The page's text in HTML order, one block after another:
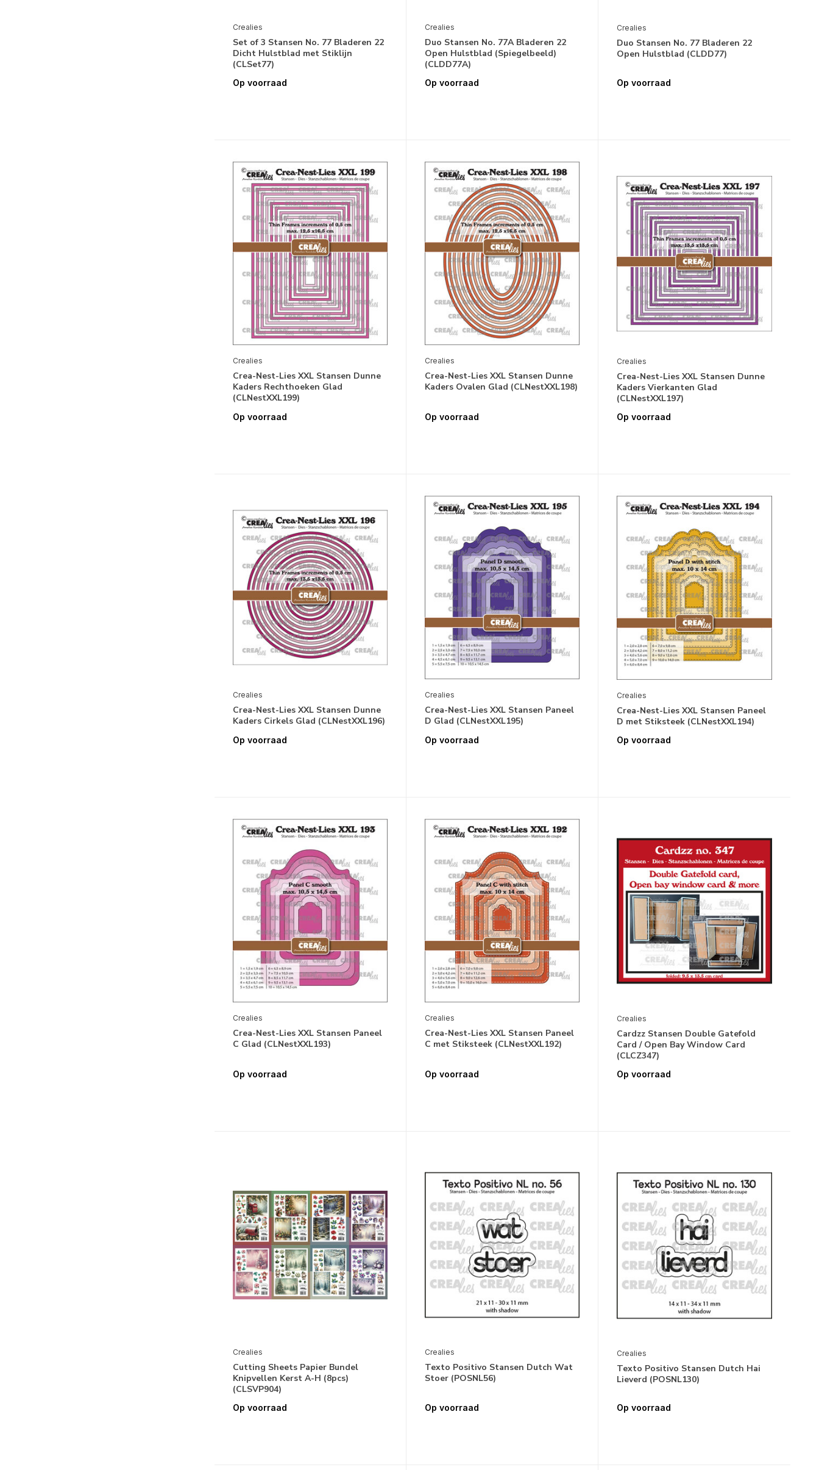
Crealies
Set of 3 Stansen No. 77 Bladeren 22
Dicht Hulstblad met Stiklijn
(CLSet77)
Op voorraad
Crealies
Duo Stansen No. 77A Bladeren 22
Open Hulstblad (Spiegelbeeld)
(CLDD77A)
Op voorraad
Crealies
Duo Stansen No. 77 Bladeren 22
Open Hulstblad (CLDD77)
Op voorraad
Crealies
Crea-Nest-Lies XXL Stansen Dunne
Kaders Rechthoeken Glad
(CLNestXXL199)
Op voorraad
Crealies
Crea-Nest-Lies XXL Stansen Dunne
Kaders Ovalen Glad (CLNestXXL198)
Op voorraad
Crealies
Crea-Nest-Lies XXL Stansen Dunne
Kaders Vierkanten Glad
(CLNestXXL197)
Op voorraad
Crealies
Crea-Nest-Lies XXL Stansen Dunne
Kaders Cirkels Glad (CLNestXXL196)
Op voorraad
Crealies
Crea-Nest-Lies XXL Stansen Paneel
D Glad (CLNestXXL195)
Op voorraad
Crealies
Crea-Nest-Lies XXL Stansen Paneel
D met Stiksteek (CLNestXXL194)
Op voorraad
Crealies
Crea-Nest-Lies XXL Stansen Paneel
C Glad (CLNestXXL193)
Op voorraad
Crealies
Crea-Nest-Lies XXL Stansen Paneel
C met Stiksteek (CLNestXXL192)
Op voorraad
Crealies
Cardzz Stansen Double Gatefold
Card / Open Bay Window Card
(CLCZ347)
Op voorraad
Crealies
Cutting Sheets Papier Bundel
Knipvellen Kerst A-H (8pcs)
(CLSVP904)
Op voorraad
Crealies
Texto Positivo Stansen Dutch Wat
Stoer (POSNL56)
Op voorraad
Crealies
Texto Positivo Stansen Dutch Hai
Lieverd (POSNL130)
Op voorraad